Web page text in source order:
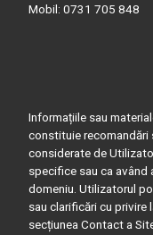
Mobil: 0731 705 848
Informațiile sau
constituie recomandări
considerate de
specifice sau ca având
domeniu. Utilizatorul
sau clarificări cu privire
secțiunea Contact a